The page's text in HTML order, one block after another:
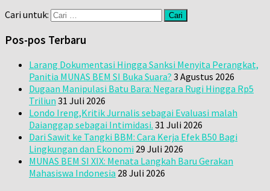
Cari untuk:
Pos-pos Terbaru
Larang Dokumentasi Hingga Sanksi Menyita Perangkat,
Panitia MUNAS BEM SI Buka Suara? 3 Agustus 2026
Dugaan Manipulasi Batu Bara: Negara Rugi Hingga Rp5
Triliun 31 Juli 2026
Londo Ireng,Kritik Jurnalis sebagai Evaluasi malah
Daianggap sebagai Intimidasi. 31 Juli 2026
Dari Sawit ke Tangki BBM: Cara Kerja Efek B50 Bagi
Lingkungan dan Ekonomi 29 Juli 2026
MUNAS BEM SI XIX: Menata Langkah Baru Gerakan
Mahasiswa Indonesia 28 Juli 2026